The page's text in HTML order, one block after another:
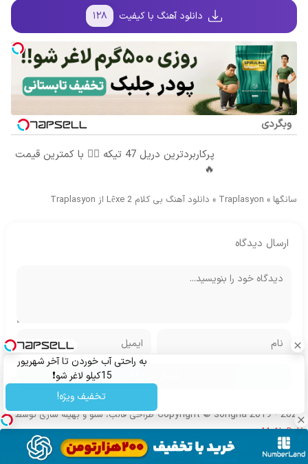
دانلود آهنگ با کیفیت ۱۲۸
وبگردی
پرکاربردترین دریل 47 تیکه 👈🏻 با کمترین قیمت
🔥
سانگها »
Traplasyon
» دانلود آهنگ بی کلام Lêxe 2 از Traplasyon
ارسال دیدگاه
به راحتی آب خوردن تا آخر شهریور
15کیلو لاغر شو❗
تخفیف ویژه!
Copyright © songha 2019 - 2024 طراحی قالب، سئو و بهینه سازی توسط
MoNoDeV